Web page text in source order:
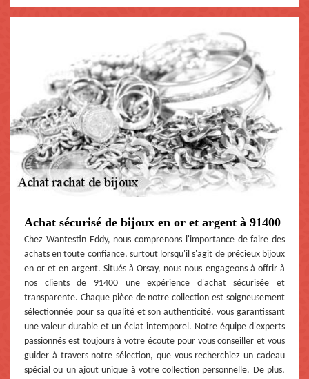
Achat sécurisé de bijoux en or et argent à 91400
Chez Wantestin Eddy, nous comprenons l'importance de faire des
achats en toute confiance, surtout lorsqu'il s'agit de précieux bijoux
en or et en argent. Situés à Orsay, nous nous engageons à offrir à
nos clients de 91400 une expérience d'achat sécurisée et
transparente. Chaque pièce de notre collection est soigneusement
sélectionnée pour sa qualité et son authenticité, vous garantissant
une valeur durable et un éclat intemporel. Notre équipe d'experts
passionnés est toujours à votre écoute pour vous conseiller et vous
guider à travers notre sélection, que vous recherchiez un cadeau
spécial ou un ajout unique à votre collection personnelle. De plus,